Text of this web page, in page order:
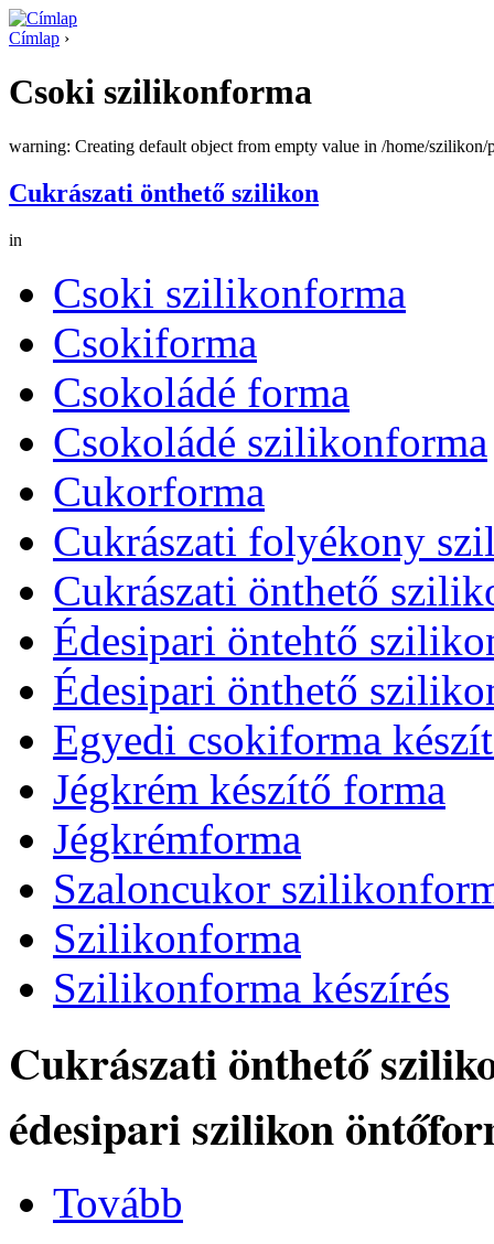
Címlap ›
Csoki szilikonforma
warning: Creating default object from empty value in /home/
Cukrászati önthető szilikon
in
Csoki szilikonforma
Csokiforma
Csokoládé forma
Csokoládé szilikonforma
Cukorforma
Cukrászati folyékony
Cukrászati önthető
Édesipari öntehtő
Édesipari önthető
Egyedi csokiforma
Jégkrém készítő forma
Jégkrémforma
Szaloncukor
Szilikonforma
Szilikonforma készírés
Cukrászati önthető
édesipari szilikon
Tovább